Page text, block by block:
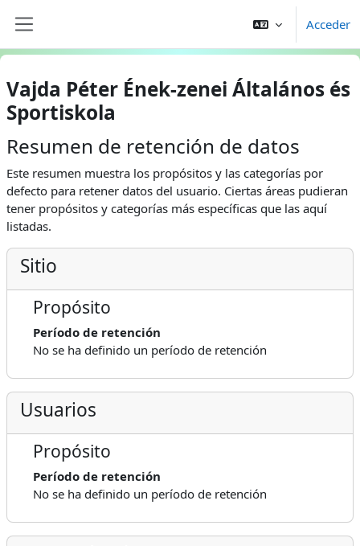
Acceder
Vajda Péter Ének-zenei Általános és
Sportiskola
Resumen de retención de datos
Este resumen muestra los propósitos y las categorías por
defecto para retener datos del usuario. Ciertas áreas pudieran
tener propósitos y categorías más específicas que las aquí
listadas.
Sitio
Propósito
Período de retención
No se ha definido un período de retención
Usuarios
Propósito
Período de retención
No se ha definido un período de retención